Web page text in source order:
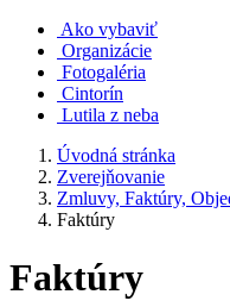
Ako vybaviť
Organizácie
Fotogaléria
Cintorín
Lutila z neba
Úvodná stránka
Zverejňovanie
Zmluvy, Faktúry,
Faktúry
Faktúry